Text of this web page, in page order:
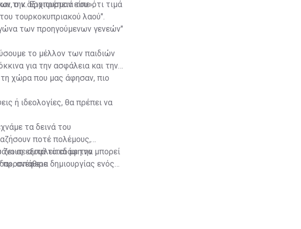
την αξιοπρέπειά του»,
ο κ. Έρχιουρμαν είπε ότι τιμά
τουρκοκυπριακού λαού".
των προηγούμενων γενεών"
το μέλλον των παιδιών
για την ασφάλεια και την
χώρα που μας άφησαν, πιο
ή ιδεολογίες, θα πρέπει να
τα δεινά του
ποτέ πολέμους,
σε αυτά τα εδάφη να μπορεί
ανέφερε
εξοφλείται με την
δημιουργίας ενός